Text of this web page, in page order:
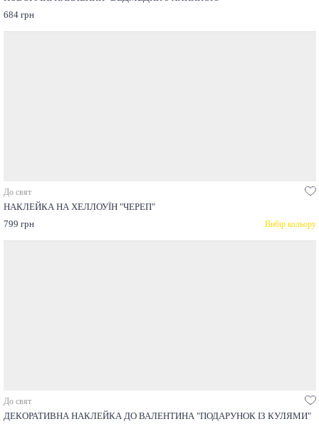
684 грн
До свят
НАКЛЕЙКА НА ХЕЛЛОУЇН "ЧЕРЕП"
799 грн
Вибір кольору
До свят
ДЕКОРАТИВНА НАКЛЕЙКА ДО ВАЛЕНТИНА "ПОДАРУНОК ІЗ КУЛЯМИ"